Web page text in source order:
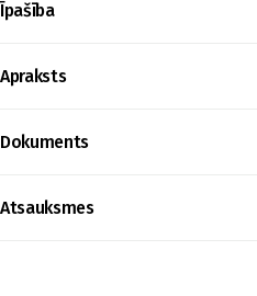
Īpašība
Apraksts
Dokuments
Atsauksmes